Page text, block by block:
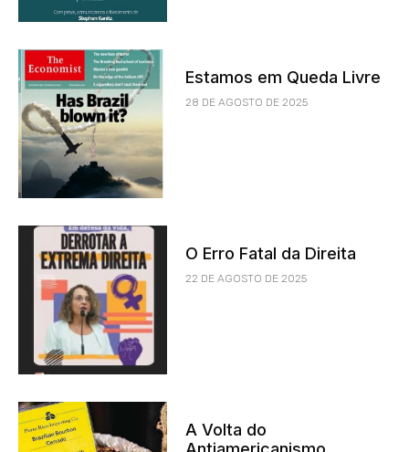
Estamos em Queda Livre
28 DE AGOSTO DE 2025
O Erro Fatal da Direita
22 DE AGOSTO DE 2025
A Volta do